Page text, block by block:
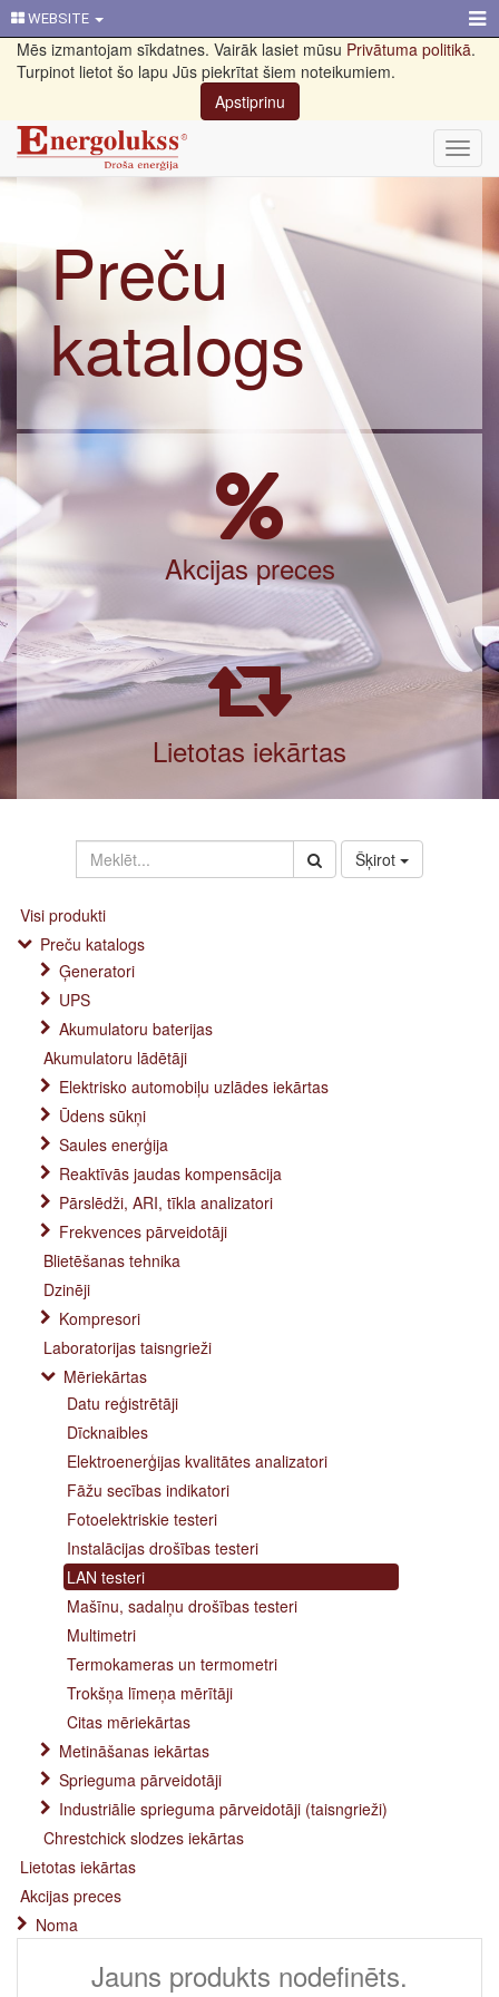
WEBSITE
Mēs izmantojam sīkdatnes. Vairāk lasiet mūsu Privātuma politikā.
Turpinot lietot šo lapu Jūs piekrītat šiem noteikumiem.
Apstiprinu
Preču
katalogs
Akcijas preces
Lietotas iekārtas
Šķirot
Visi produkti
Preču katalogs
Ģeneratori
UPS
Akumulatoru baterijas
Akumulatoru lādētāji
Elektrisko automobiļu uzlādes iekārtas
Ūdens sūkņi
Saules enerģija
Reaktīvās jaudas kompensācija
Pārslēdži, ARI, tīkla analizatori
Frekvences pārveidotāji
Blietēšanas tehnika
Dzinēji
Kompresori
Laboratorijas taisngrieži
Mēriekārtas
Datu reģistrētāji
Dīcknaibles
Elektroenerģijas kvalitātes analizatori
Fāžu secības indikatori
Fotoelektriskie testeri
Instalācijas drošības testeri
LAN testeri
Mašīnu, sadalņu drošības testeri
Multimetri
Termokameras un termometri
Trokšņa līmeņa mērītāji
Citas mēriekārtas
Metināšanas iekārtas
Sprieguma pārveidotāji
Industriālie sprieguma pārveidotāji (taisngrieži)
Chrestchick slodzes iekārtas
Lietotas iekārtas
Akcijas preces
Noma
Jauns produkts nodefinēts.